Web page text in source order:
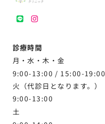
LINEinstagram
診療時間
月・水・木・金
9:00-13:00 / 15:00-19:00
火（代診日となります。）
9:00-13:00
土